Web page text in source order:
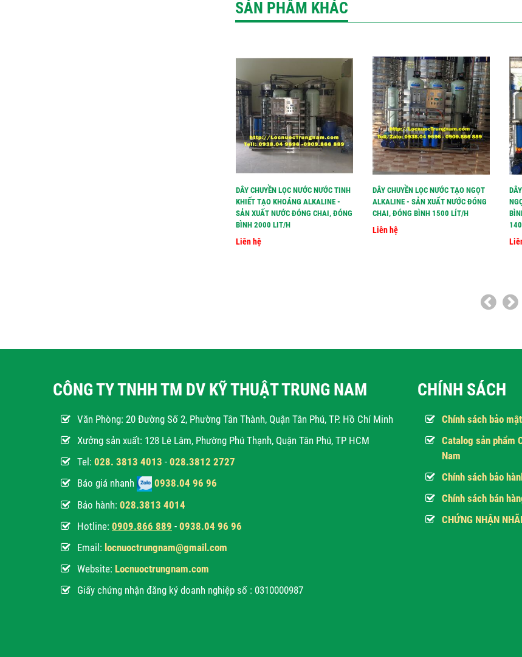
SẢN PHẨM KHÁC
DÂY CHUYỀN LỌC NƯỚC NƯỚC TINH
KHIẾT TẠO KHOÁNG ALKALINE -
SẢN XUẤT NƯỚC ĐÓNG CHAI, ĐÓNG
BÌNH 2000 LIT/H
Liên hệ
DÂY CHUYỀN LỌC NƯỚC TẠO NGỌT
ALKALINE - SẢN XUẤT NƯỚC ĐÓNG
CHAI, ĐÓNG BÌNH 1500 LÍT/H
Liên hệ
CÔNG TY TNHH TM DV KỸ THUẬT TRUNG NAM
Văn Phòng: 20 Đường Số 2, Phường Tân Thành, Quận Tân Phú, TP. Hồ Chí Minh
Xưởng sản xuất: 128 Lê Lâm, Phường Phú Thạnh, Quận Tân Phú, TP HCM
Tel: 028. 3813 4013 - 028.3812 2727
Báo giá nhanh
0938.04 96 96
Bảo hành: 028.3813 4014
Hotline: 0909.866 889 - 0938.04 96 96
Email: locnuoctrungnam@gmail.com
Website: Locnuoctrungnam.com
Giấy chứng nhận đăng ký doanh nghiệp số : 0310000987
CHÍNH SÁCH
Chính sách bảo mật
Catalog sản phẩm
Nam
Chính sách bảo
Chính sách bán
CHỨNG NHẬN